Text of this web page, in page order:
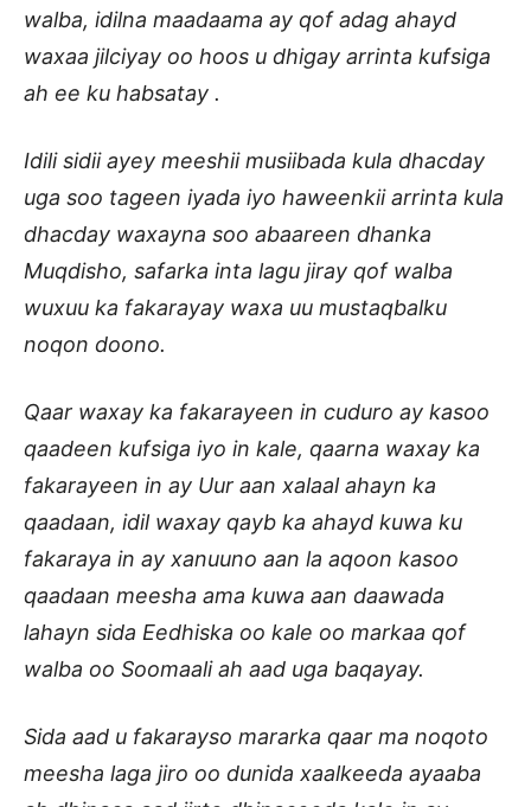
walba, idilna maadaama ay qof adag ahayd
waxaa jilciyay oo hoos u dhigay arrinta kufsiga
ah ee ku habsatay .
Idili sidii ayey meeshii musiibada kula dhacday
uga soo tageen iyada iyo haweenkii arrinta kula
dhacday waxayna soo abaareen dhanka
Muqdisho, safarka inta lagu jiray qof walba
wuxuu ka fakarayay waxa uu mustaqbalku
noqon doono.
Qaar waxay ka fakarayeen in cuduro ay kasoo
qaadeen kufsiga iyo in kale, qaarna waxay ka
fakarayeen in ay Uur aan xalaal ahayn ka
qaadaan, idil waxay qayb ka ahayd kuwa ku
fakaraya in ay xanuuno aan la aqoon kasoo
qaadaan meesha ama kuwa aan daawada
lahayn sida Eedhiska oo kale oo markaa qof
walba oo Soomaali ah aad uga baqayay.
Sida aad u fakarayso mararka qaar ma noqoto
meesha laga jiro oo dunida xaalkeeda ayaaba